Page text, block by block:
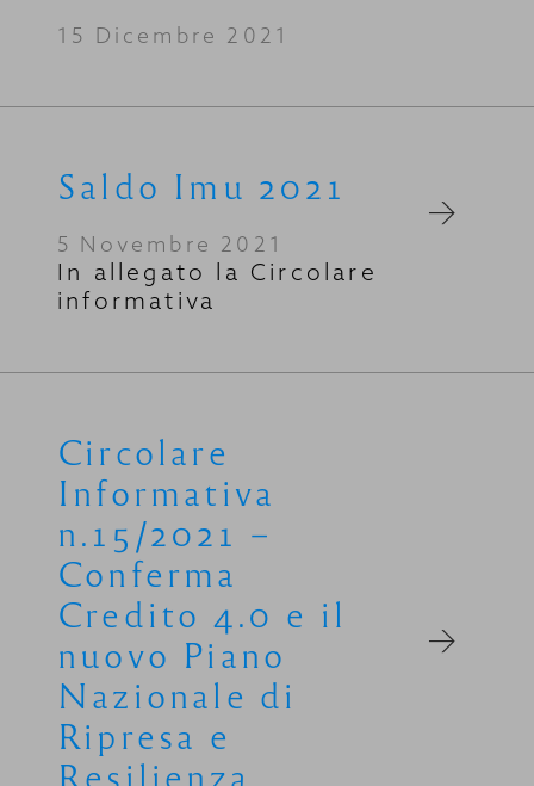
15 Dicembre 2021
Saldo Imu 2021
5 Novembre 2021
In allegato la Circolare
informativa
Circolare
Informativa
n.15/2021 –
Conferma
Credito 4.0 e il
nuovo Piano
Nazionale di
Ripresa e
Resilienza